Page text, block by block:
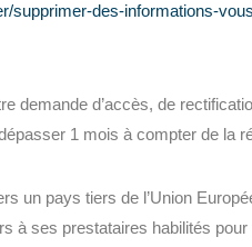
supprimer-des-informations-
demande d’accès, de
1 mois à compter de la
un pays tiers de l’Union
à ses prestataires habilités